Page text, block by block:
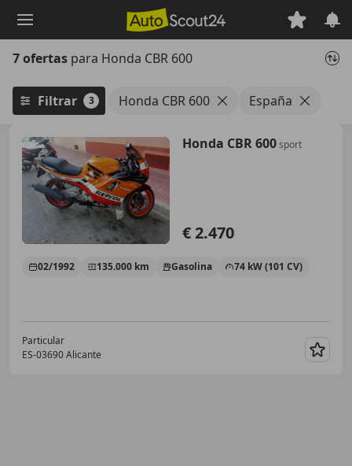
principal
7 ofertas para Honda CBR 600
Filtrar 3 Honda CBR 600 España
Honda CBR 600sport
€ 2.470
02/1992 135.000 km Gasolina 74 kW (101 CV)
Particular
ES-03690 Alicante